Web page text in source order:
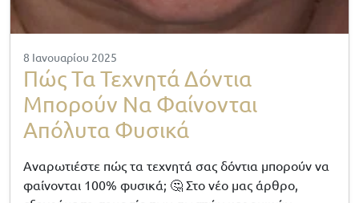
8 Ιανουαρίου 2025
Πώς Τα Τεχνητά Δόντια
Μπορούν Να Φαίνονται
Απόλυτα Φυσικά
Αναρωτιέστε πώς τα τεχνητά σας δόντια μπορούν να
φαίνονται 100% φυσικά; 🤔 Στο νέο μας άρθρο,